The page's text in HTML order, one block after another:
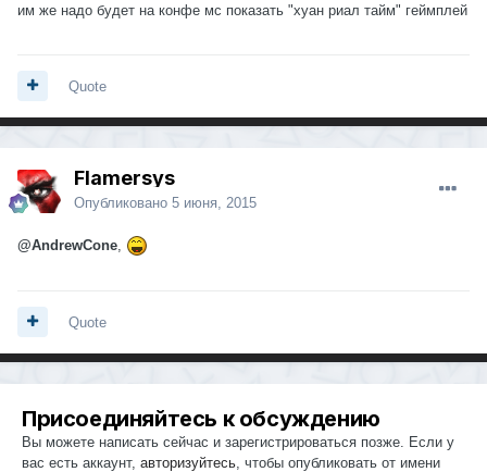
им же надо будет на конфе мс показать "хуан риал тайм" геймплей
Quote
Flamersys
Опубликовано 5 июня, 2015
@AndrewCone
Quote
Присоединяйтесь к обсуждению
Вы можете написать сейчас и зарегистрироваться позже. Если у
вас есть аккаунт, авторизуйтесь , чтобы опубликовать от имени